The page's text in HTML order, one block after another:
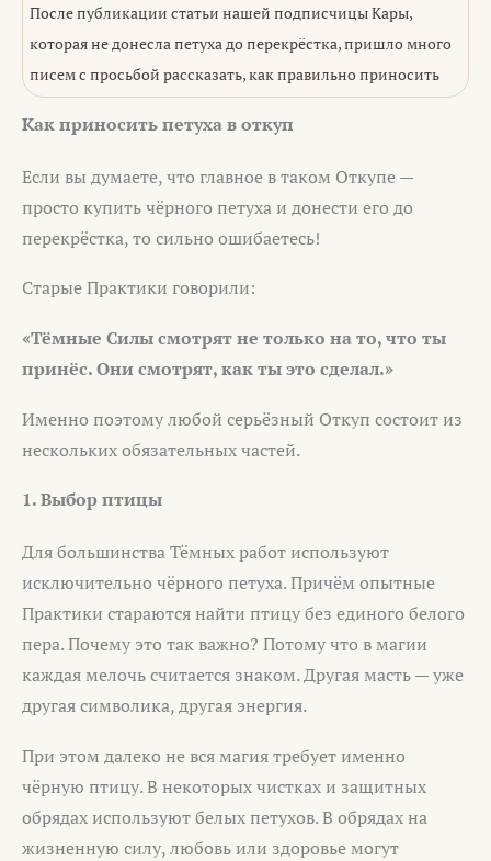
После публикации статьи нашей подписчицы Кары,
которая не донесла петуха до перекрёстка, пришло много
писем с просьбой рассказать, как правильно приносить
Как приносить петуха в откуп
Если вы думаете, что главное в таком Откупе —
просто купить чёрного петуха и донести его до
перекрёстка, то сильно ошибаетесь!
Старые Практики говорили:
«Тёмные Силы смотрят не только на то, что ты
принёс. Они смотрят, как ты это сделал.»
Именно поэтому любой серьёзный Откуп состоит из
нескольких обязательных частей.
1. Выбор птицы
Для большинства Тёмных работ используют
исключительно чёрного петуха. Причём опытные
Практики стараются найти птицу без единого белого
пера. Почему это так важно? Потому что в магии
каждая мелочь считается знаком. Другая масть — уже
другая символика, другая энергия.
При этом далеко не вся магия требует именно
чёрную птицу. В некоторых чистках и защитных
обрядах используют белых петухов. В обрядах на
жизненную силу, любовь или здоровье могут